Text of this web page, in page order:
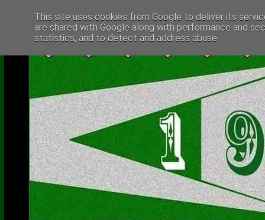
This site uses cookies from Google to deliver its
are shared with Google along with performance and
statistics, and to detect and address abuse.